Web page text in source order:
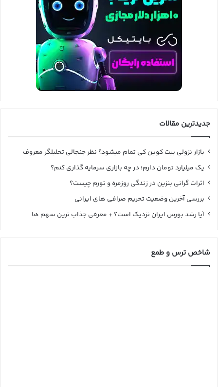
جدیدترین مقالات
بازار نزولی بیت کوین کی تمام میشود؟ نظر جنجالی تحلیلگر معروف
یک میلیارد تومان دارم؛ در چه بازاری سرمایه گذاری کنم؟
اثرات گرانی بنزین در زندگی روزمره و تورم چیست؟
بررسی آخرین وضعیت تحریم صرافی های ایرانی
آیا رشد بورس ایران نزدیک است؟ + معرفی جذاب ترین سهم ها
شاخص ترس و طمع